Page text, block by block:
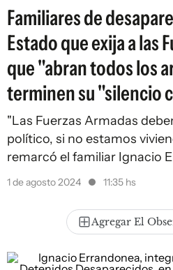
Familiares de
Estado que exija a las
que "abran todos los
terminen su "silencio
"Las Fuerzas Armadas
político, si no estamos
remarcó el familiar Ignacio
1 de agosto 2024 11:35 hs
Agregar El